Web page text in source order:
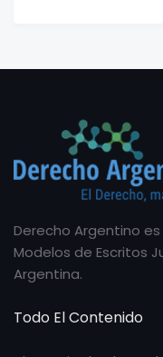
Derecho Argentino
Modelos de Escritos
Argentina.
Todo El Contenido